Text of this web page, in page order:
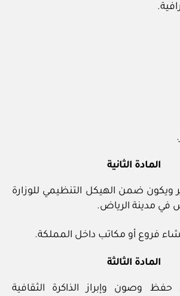
المادة الثانية
ويكون ضمن الهيكل التنظيمي للوزارة
في مدينة الرياض.
فروع أو مكاتب داخل المملكة.
المادة الثالثة
حفظ وصون وإبراز الذاكرة الثقافية